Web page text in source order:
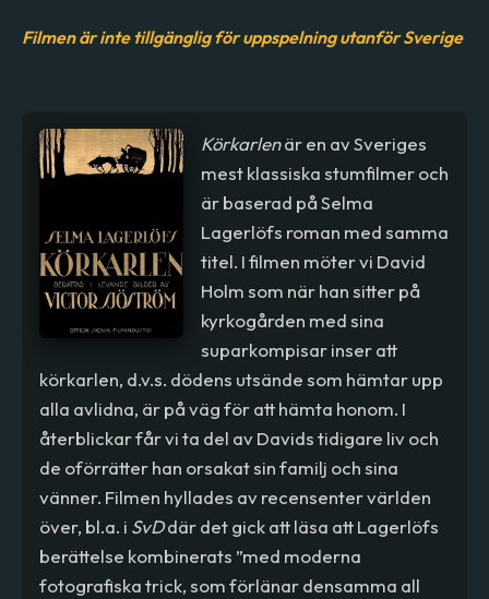
Filmen är inte tillgänglig för uppspelning utanför Sverige
Körkarlenär en av Sveriges
mest klassiska stumfilmer och
är baserad på Selma
Lagerlöfs roman med samma
titel. I filmen möter vi David
Holm som när han sitter på
kyrkogården med sina
suparkompisar inser att
körkarlen, d.v.s. dödens utsände som hämtar upp
alla avlidna, är på väg för att hämta honom. I
återblickar får vi ta del av Davids tidigare liv och
de oförrätter han orsakat sin familj och sina
vänner. Filmen hyllades av recensenter världen
över, bl.a. i SvDdär det gick att läsa att Lagerlöfs
berättelse kombinerats ”med moderna
fotografiska trick, som förlänar densamma all